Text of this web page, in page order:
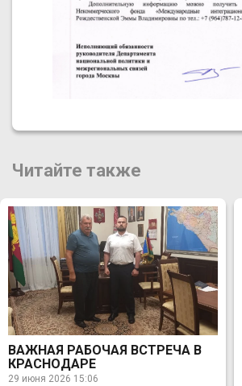
Читайте также
ВАЖНАЯ РАБОЧАЯ ВСТРЕЧА В
КРАСНОДАРЕ
29 июня 2026 15:06